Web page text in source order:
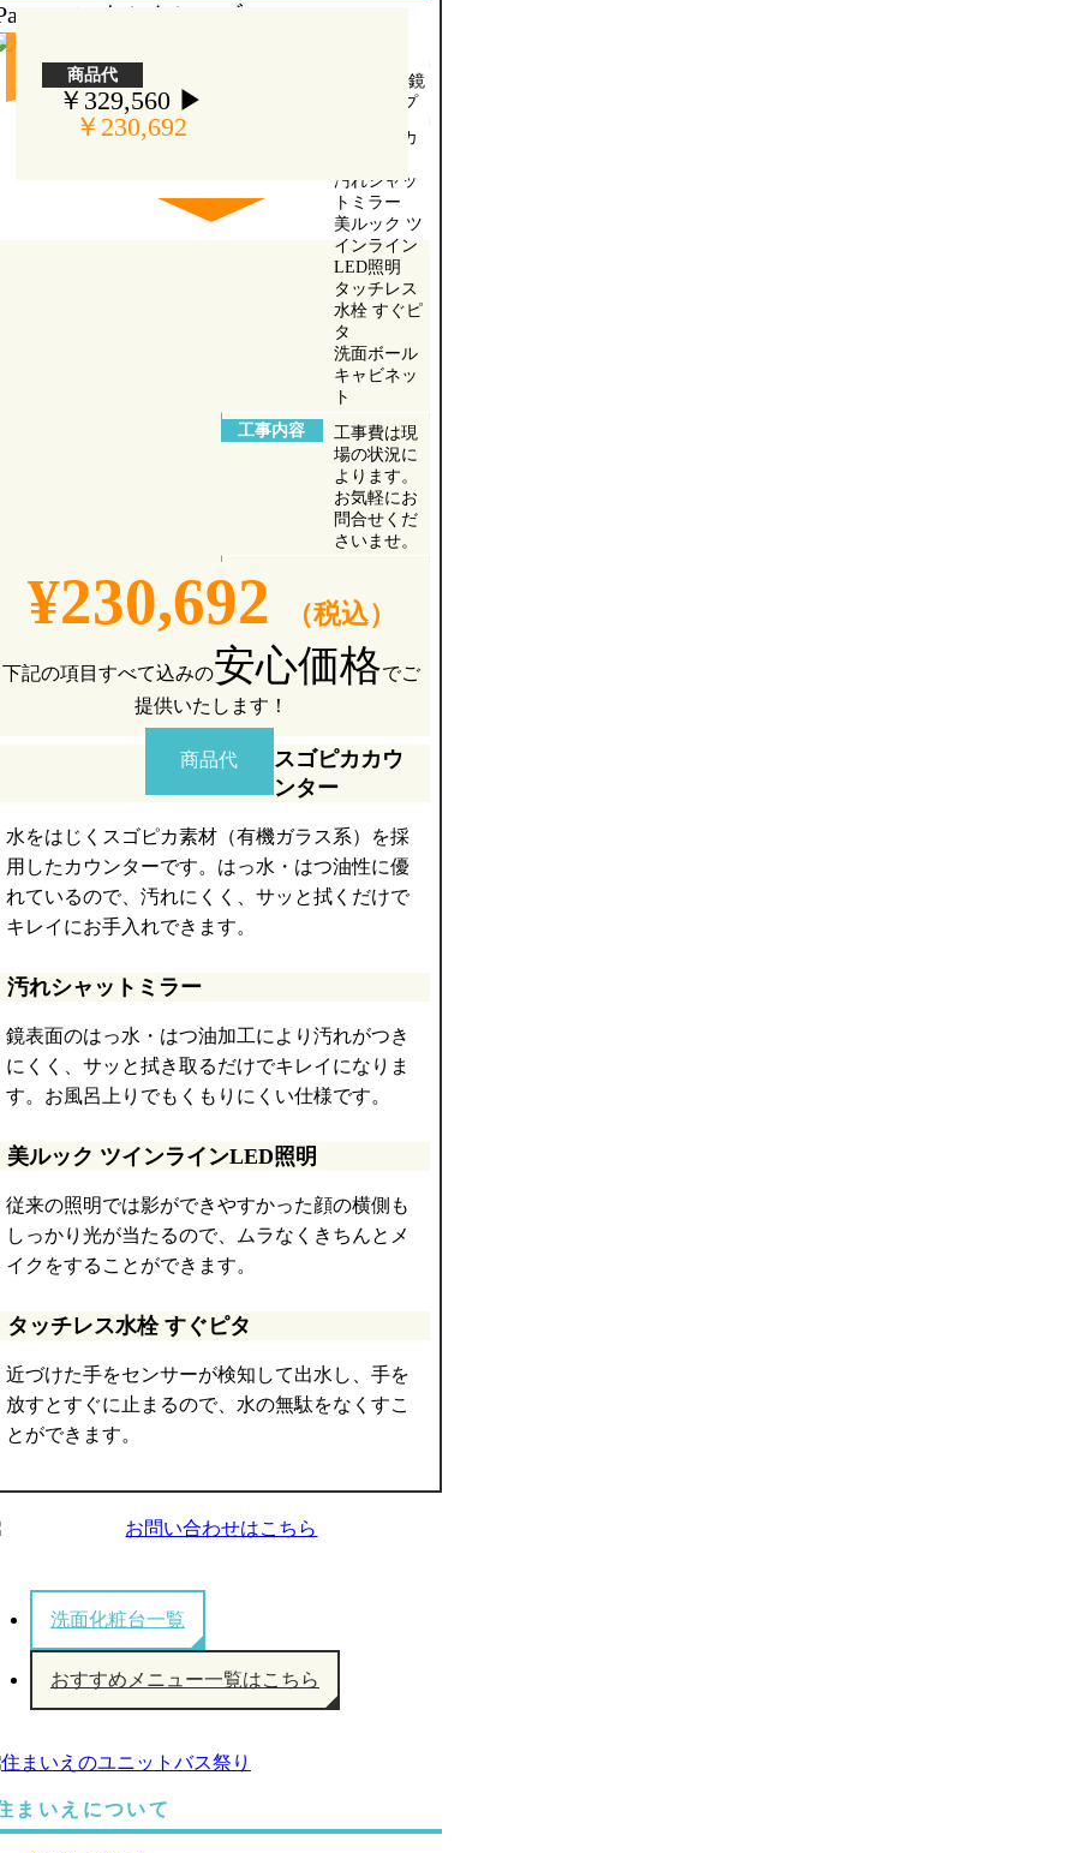
ウツクシーズ
30％OFF
W750三面鏡
引出タイプ
スゴピカカ
汚れシャッ
トミラー
美ルック ツ
インライン
LED照明
タッチレス
水栓 すぐピ
タ
洗面ボール
キャビネッ
ト
工事内容
工事費は現
場の状況に
よります。
お気軽にお
問合せくだ
さいませ。
商品代
￥329,560 ▶
￥230,692
¥230,692 （税込）
下記の項目すべて込みの安心価格でご
提供いたします！
商品代
スゴピカカウ
ンター
水をはじくスゴピカ素材（有機ガラス系）を採
用したカウンターです。はっ水・はつ油性に優
れているので、汚れにくく、サッと拭くだけで
キレイにお手入れできます。
汚れシャットミラー
鏡表面のはっ水・はつ油加工により汚れがつき
にくく、サッと拭き取るだけでキレイになりま
す。お風呂上りでもくもりにくい仕様です。
美ルック ツインラインLED照明
従来の照明では影ができやすかった顔の横側も
しっかり光が当たるので、ムラなくきちんとメ
イクをすることができます。
タッチレス水栓 すぐピタ
近づけた手をセンサーが検知して出水し、手を
放すとすぐに止まるので、水の無駄をなくすこ
とができます。
洗面化粧台一覧
おすすめメニュー一覧はこちら
まいえについて